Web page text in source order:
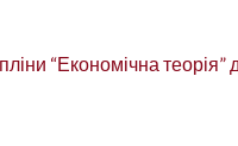
“Економічна теорія”